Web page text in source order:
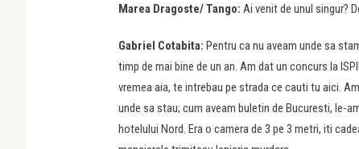
Marea Dragoste/Tango: Ai venit de unul singur?
Gabriel Cotabita: Pentru ca nu aveam unde sa
timp de mai bine de un an. Am dat un concurs la
vremea aia, te intrebau pe strada ce cauti tu aici.
unde sa stau; cum aveam buletin de Bucuresti, le-
hotelului Nord. Era o camera de 3 pe 3 metri, iti